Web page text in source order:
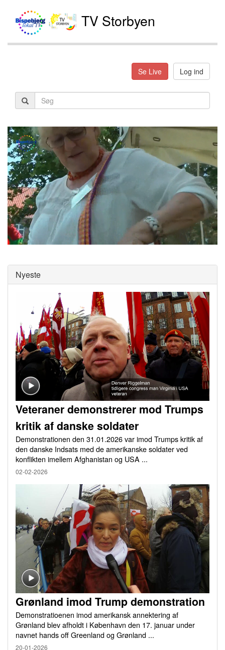
TV Storbyen
Se Live Log ind
0
seconds
Nyeste
Veteraner demonstrerer mod Trumps
kritik af danske soldater
Demonstrationen den 31.01.2026 var imod Trumps kritik af
den danske Indsats med de amerikanske soldater ved
konflikten imellem Afghanistan og USA ...
02-02-2026
Grønland imod Trump demonstration
Demonstratioenen imod amerikansk annektering af
Grønland blev afholdt i København den 17. januar under
navnet hands off Greenland og Grønland ...
20-01-2026